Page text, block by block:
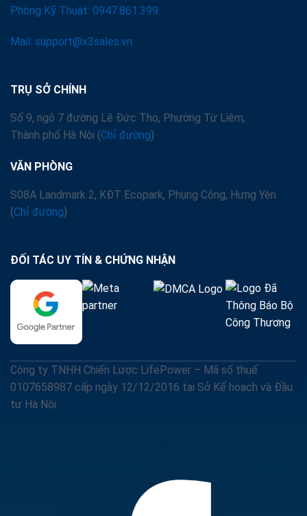
Phòng Kỹ Thuật: 0947.861.399
Mail: support@x3sales.vn
TRỤ SỞ CHÍNH
Số 9, ngõ 7 đường Lê Đức Thọ, Phường Từ Liêm,
Thành phố Hà Nội (Chỉ đường)
VĂN PHÒNG
S08A Landmark 2, KĐT Ecopark, Phụng Công, Hưng Yên
(Chỉ đường)
ĐỐI TÁC UY TÍN & CHỨNG NHẬN
Công ty TNHH Chiến Lược LifePower – Mã số thuế
0107658987 cấp ngày 12/12/2016 tại Sở Kế hoạch và Đầu
tư Hà Nội